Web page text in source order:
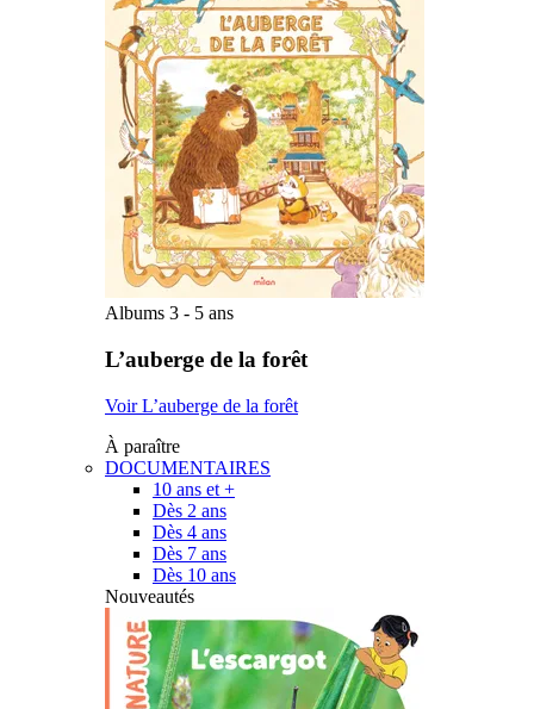
Albums 3 - 5 ans
L’auberge de la forêt
Voir L’auberge de la forêt
À paraître
DOCUMENTAIRES
10 ans et +
Dès 2 ans
Dès 4 ans
Dès 7 ans
Dès 10 ans
Nouveautés